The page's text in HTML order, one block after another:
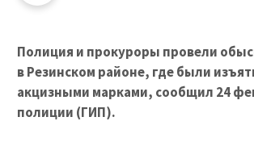
Полиция и прокуроры провели
в Резинском районе, где были
акцизными марками, сообщил 24
полиции (ГИП).